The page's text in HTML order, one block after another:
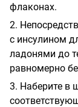
флаконах.
2.
с инсулином
ладонями до
равномерно
3. Наберите в